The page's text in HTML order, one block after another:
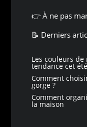
👉 À ne pas
📝 Derniers
Les couleurs
tendance cet été
Comment
gorge ?
Comment
la maison